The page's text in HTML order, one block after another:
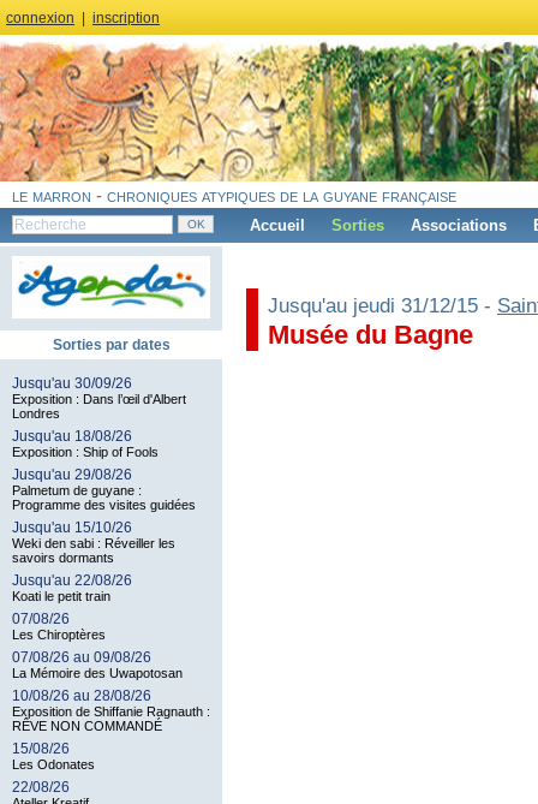
connexion inscription
le marron - chroniques atypiques de la guyane française
Accueil Sorties Associations
Sorties par dates
Jusqu'au 30/09/26
Exposition : Dans l’œil d'Albert
Londres
Jusqu'au 18/08/26
Exposition : Ship of Fools
Jusqu'au 29/08/26
Palmetum de guyane :
Programme des visites guidées
Jusqu'au 15/10/26
Weki den sabi : Réveiller les
savoirs dormants
Jusqu'au 22/08/26
Koati le petit train
07/08/26
Les Chiroptères
07/08/26 au 09/08/26
La Mémoire des Uwapotosan
10/08/26 au 28/08/26
Exposition de Shiffanie Ragnauth :
RÊVE NON COMMANDÉ
15/08/26
Les Odonates
22/08/26
Jusqu'au jeudi 31/12/15 -
Musée du Bagne